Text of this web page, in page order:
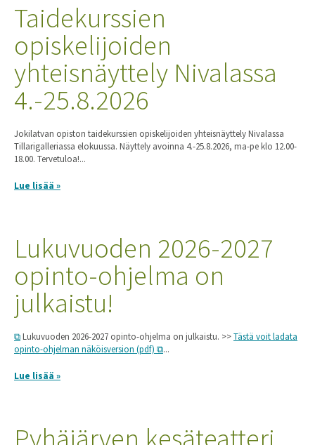
Taidekurssien
opiskelijoiden
yhteisnäyttely Nivalassa
4.-25.8.2026
Jokilatvan opiston taidekurssien opiskelijoiden yhteisnäyttely Nivalassa
Tillarigalleriassa elokuussa. Näyttely avoinna 4.-25.8.2026, ma-pe klo 12.00-
18.00. Tervetuloa!...
Lue lisää »
Lukuvuoden 2026-2027
opinto-ohjelma on
julkaistu!
Lukuvuoden 2026-2027 opinto-ohjelma on julkaistu. >>Tästä voit ladata
opinto-ohjelman näköisversion (pdf)
...
Lue lisää »